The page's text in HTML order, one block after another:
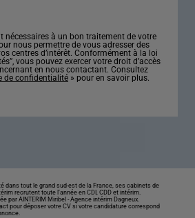
nécessaires à un bon traitement de votre
nous permettre de vous adresser des
centres d’intérêt. Conformément à la loi
vous pouvez exercer votre droit d’accès
en nous contactant. Consultez
de confidentialité » pour en savoir plus.
dans tout le grand sud-est de la France, ses cabinets de
recrutent toute l’année en CDI, CDD et intérim.
par AINTERIM Miribel -Agence intérim Dagneux.
pour déposer votre CV si votre candidature correspond